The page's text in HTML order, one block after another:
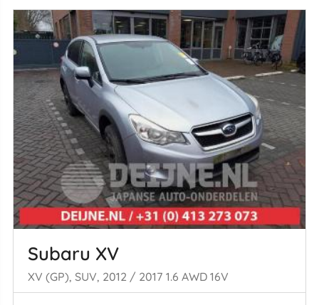
Subaru XV
XV (GP), SUV, 2012 / 2017 1.6 AWD 16V